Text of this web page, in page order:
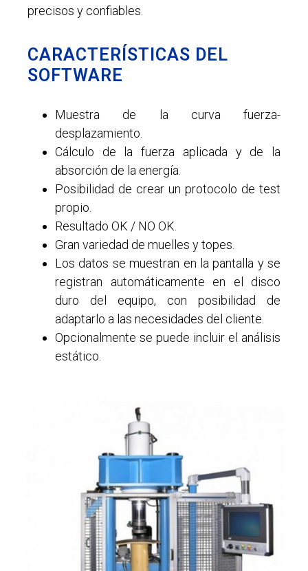
precisos y confiables.
CARACTERÍSTICAS DEL
SOFTWARE
Muestra de la curva fuerza-
desplazamiento.
Cálculo de la fuerza aplicada y de la
absorción de la energía.
Posibilidad de crear un protocolo de test
propio.
Resultado OK / NO OK.
Gran variedad de muelles y topes.
Los datos se muestran en la pantalla y se
registran automáticamente en el disco
duro del equipo, con posibilidad de
adaptarlo a las necesidades del cliente.
Opcionalmente se puede incluir el análisis
estático.